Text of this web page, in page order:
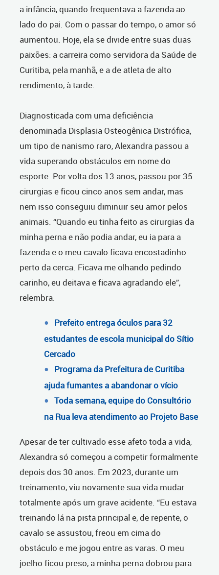
a infância, quando frequentava a fazenda ao
lado do pai. Com o passar do tempo, o amor só
aumentou. Hoje, ela se divide entre suas duas
paixões: a carreira como servidora da Saúde de
Curitiba, pela manhã, e a de atleta de alto
rendimento, à tarde.
Diagnosticada com uma deficiência
denominada Displasia Osteogênica Distrófica,
um tipo de nanismo raro, Alexandra passou a
vida superando obstáculos em nome do
esporte. Por volta dos 13 anos, passou por 35
cirurgias e ficou cinco anos sem andar, mas
nem isso conseguiu diminuir seu amor pelos
animais. “Quando eu tinha feito as cirurgias da
minha perna e não podia andar, eu ia para a
fazenda e o meu cavalo ficava encostadinho
perto da cerca. Ficava me olhando pedindo
carinho, eu deitava e ficava agradando ele”,
relembra.
Prefeito entrega óculos para 32
estudantes de escola municipal do Sítio
Cercado
Programa da Prefeitura de Curitiba
ajuda fumantes a abandonar o vício
Toda semana, equipe do Consultório
na Rua leva atendimento ao Projeto Base
Apesar de ter cultivado esse afeto toda a vida,
Alexandra só começou a competir formalmente
depois dos 30 anos. Em 2023, durante um
treinamento, viu novamente sua vida mudar
totalmente após um grave acidente. “Eu estava
treinando lá na pista principal e, de repente, o
cavalo se assustou, freou em cima do
obstáculo e me jogou entre as varas. O meu
joelho ficou preso, a minha perna dobrou para